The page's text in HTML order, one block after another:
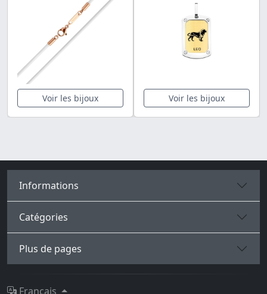
Voir les bijoux Voir les bijoux
Informations
Catégories
Plus de pages
Français